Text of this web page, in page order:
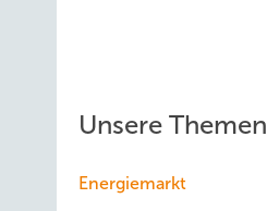
Unsere Themen
Energiemarkt